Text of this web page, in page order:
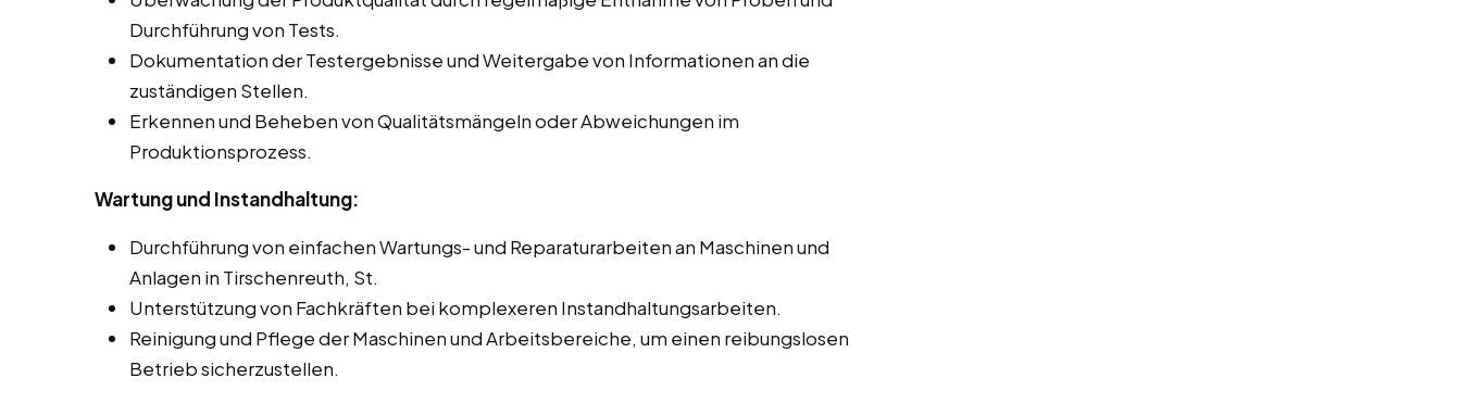
Durchführung von Tests.
Dokumentation der Testergebnisse und Weitergabe von Informationen an die
zuständigen Stellen.
Erkennen und Beheben von Qualitätsmängeln oder Abweichungen im
Produktionsprozess.
Wartung und Instandhaltung:
Durchführung von einfachen Wartungs- und Reparaturarbeiten an Maschinen und
Anlagen in Tirschenreuth, St.
Unterstützung von Fachkräften bei komplexeren Instandhaltungsarbeiten.
Reinigung und Pflege der Maschinen und Arbeitsbereiche, um einen reibungslosen
Betrieb sicherzustellen.